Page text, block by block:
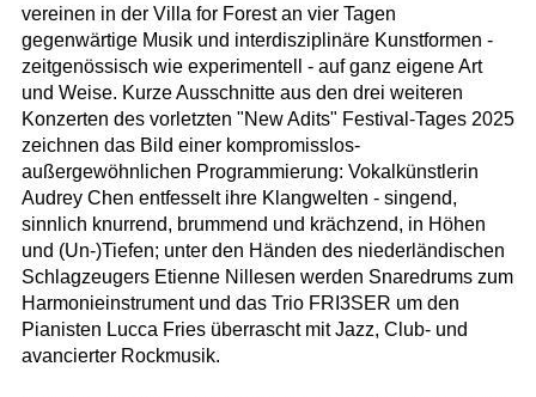
vereinen in der Villa for Forest an vier Tagen
gegenwärtige Musik und interdisziplinäre Kunstformen -
zeitgenössisch wie experimentell - auf ganz eigene Art
und Weise. Kurze Ausschnitte aus den drei weiteren
Konzerten des vorletzten "New Adits" Festival-Tages 2025
zeichnen das Bild einer kompromisslos-
außergewöhnlichen Programmierung: Vokalkünstlerin
Audrey Chen entfesselt ihre Klangwelten - singend,
sinnlich knurrend, brummend und krächzend, in Höhen
und (Un-)Tiefen; unter den Händen des niederländischen
Schlagzeugers Etienne Nillesen werden Snaredrums zum
Harmonieinstrument und das Trio FRI3SER um den
Pianisten Lucca Fries überrascht mit Jazz, Club- und
avancierter Rockmusik.